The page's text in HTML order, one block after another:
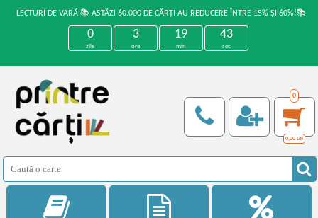
LECTURI DE VARĂ 📚 ASTĂZI 60.000 DE CĂRȚI AU REDUCERE ÎNTRE 15% ȘI 60%!📚
0
zile
3
ore
19
min
43
sec
0
0,00 Lei